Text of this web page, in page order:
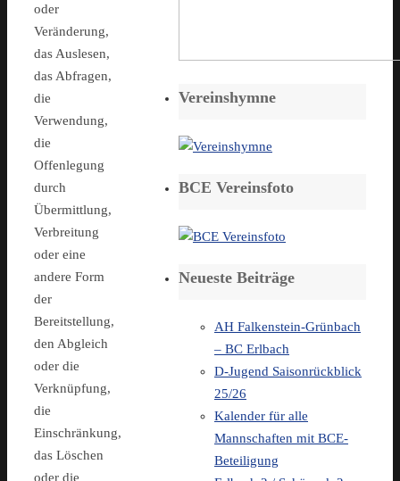
oder
Veränderung,
das Auslesen,
das Abfragen,
die
Verwendung,
die
Offenlegung
durch
Übermittlung,
Verbreitung
oder eine
andere Form
der
Bereitstellung,
den Abgleich
oder die
Verknüpfung,
die
Einschränkung,
das Löschen
oder die
Vereinshymne
BCE Vereinsfoto
Neueste Beiträge
AH Falkenstein-Grünbach
– BC Erlbach
D-Jugend Saisonrückblick
25/26
Kalender für alle
Mannschaften mit BCE-
Beteiligung